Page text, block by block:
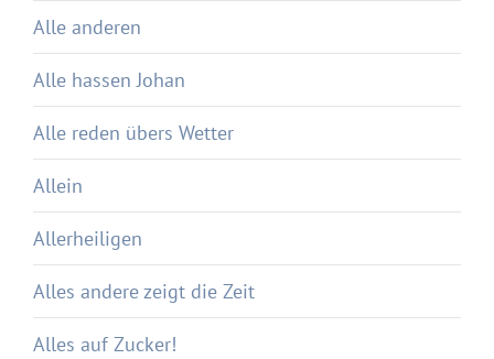
Alle anderen
Alle hassen Johan
Alle reden übers Wetter
Allein
Allerheiligen
Alles andere zeigt die Zeit
Alles auf Zucker!